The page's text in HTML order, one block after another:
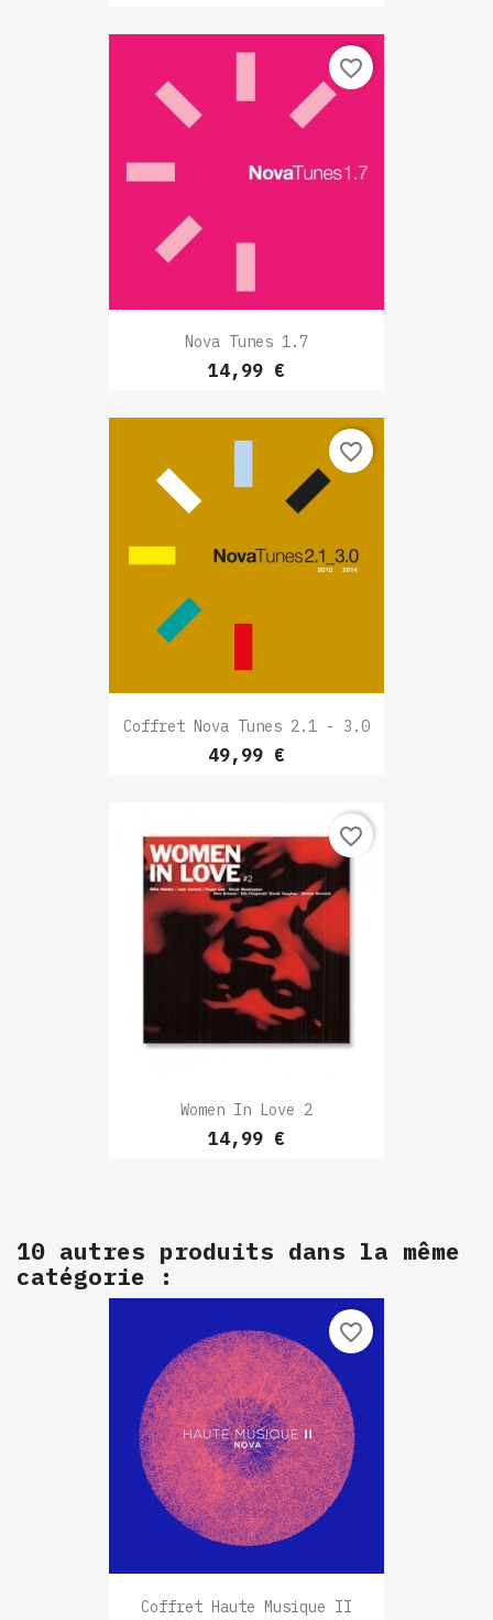
Nova Tunes 1.7
Prix
14,99 €
favorite_border
Coffret Nova Tunes 2.1 - 3.0
Prix
49,99 €
favorite_border
Women In Love 2
Prix
14,99 €
favorite_border
10 autres produits dans la même
catégorie :
Coffret Haute Musique II
favorite_border